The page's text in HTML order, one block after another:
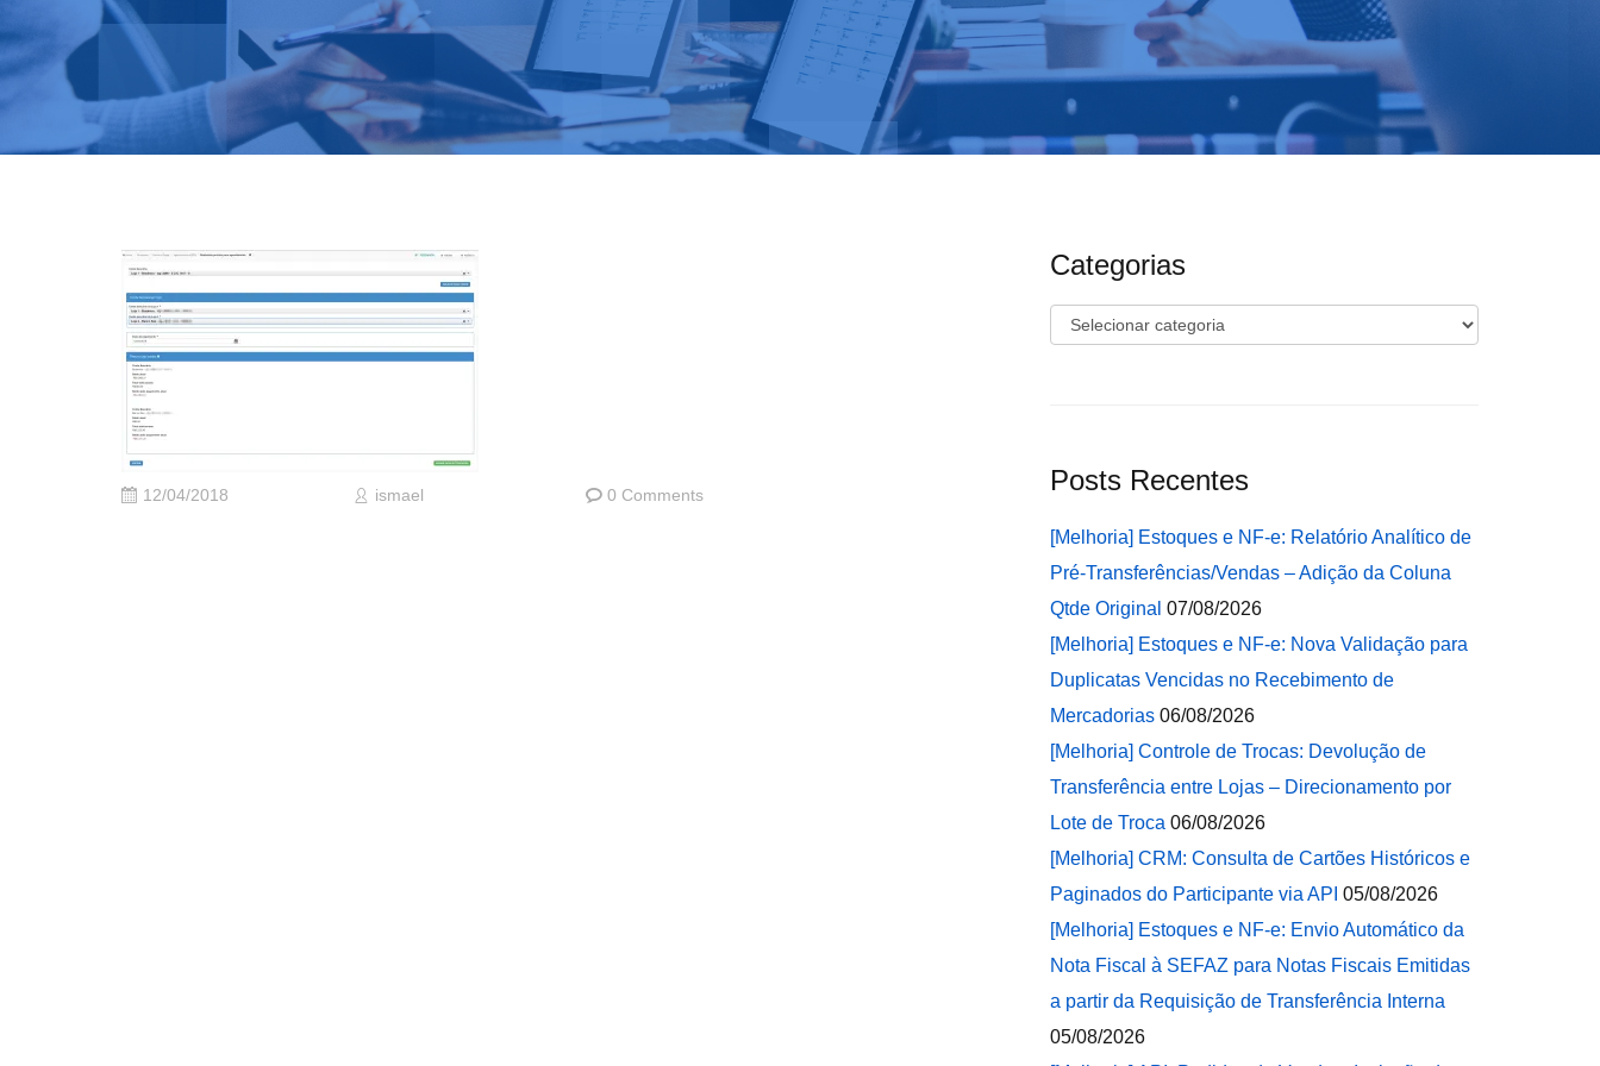
12/04/2018 ismael 0 Comments
Categorias
Categorias
Posts Recentes
[Melhoria] Estoques e NF-e: Relatório Analítico de
Pré-Transferências/Vendas – Adição da Coluna
Qtde Original 07/08/2026
[Melhoria] Estoques e NF-e: Nova Validação para
Duplicatas Vencidas no Recebimento de
Mercadorias 06/08/2026
[Melhoria] Controle de Trocas: Devolução de
Transferência entre Lojas – Direcionamento por
Lote de Troca 06/08/2026
[Melhoria] CRM: Consulta de Cartões Históricos e
Paginados do Participante via API 05/08/2026
[Melhoria] Estoques e NF-e: Envio Automático da
Nota Fiscal à SEFAZ para Notas Fiscais Emitidas
a partir da Requisição de Transferência Interna
05/08/2026